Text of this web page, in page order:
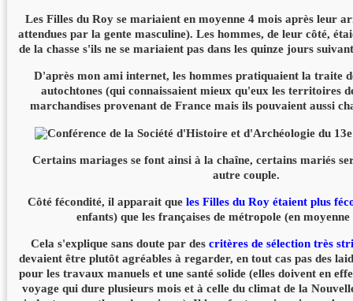
Les Filles du Roy se mariaient en moyenne 4 mois après leur
attendues par la gente masculine). Les hommes, de leur côté,
de la chasse s'ils ne se mariaient pas dans les quinze jours
D'après mon ami internet, les hommes pratiquaient la traite
autochtones (qui connaissaient mieux qu'eux les territoires
marchandises provenant de France mais ils pouvaient aussi
Certains mariages se font ainsi à la chaîne, certains mariés
autre couple.
Côté fécondité, il apparait que les Filles du Roy étaient plus
enfants) que les françaises de métropole (en
Cela s'explique sans doute par descritères de sélection très
devaient être plutôt agréables à regarder, en tout cas pas des
pour les travaux manuels et une santé solide (elles doivent en
voyage qui dure plusieurs mois et à celle du climat de la